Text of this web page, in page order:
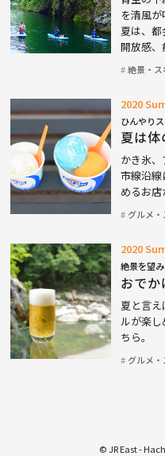
を清風が
夏は、
開放感、
絶景・ス
2020
ひんやり
夏は体
かき氷、
市線沿
めるお店
グルメ
2020
絶景を望
おで
夏と言
ルが楽
ちら。
グルメ
© JR East -